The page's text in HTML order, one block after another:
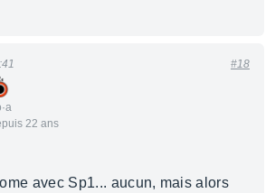
22 ans
#18
avec Sp1... aucun, mais alors